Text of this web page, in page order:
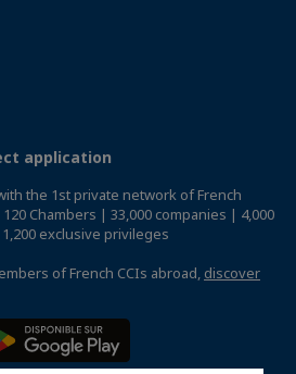
application
the 1st private network of French
Chambers | 33,000 companies | 4,000
exclusive privileges
of French CCIs abroad, discover